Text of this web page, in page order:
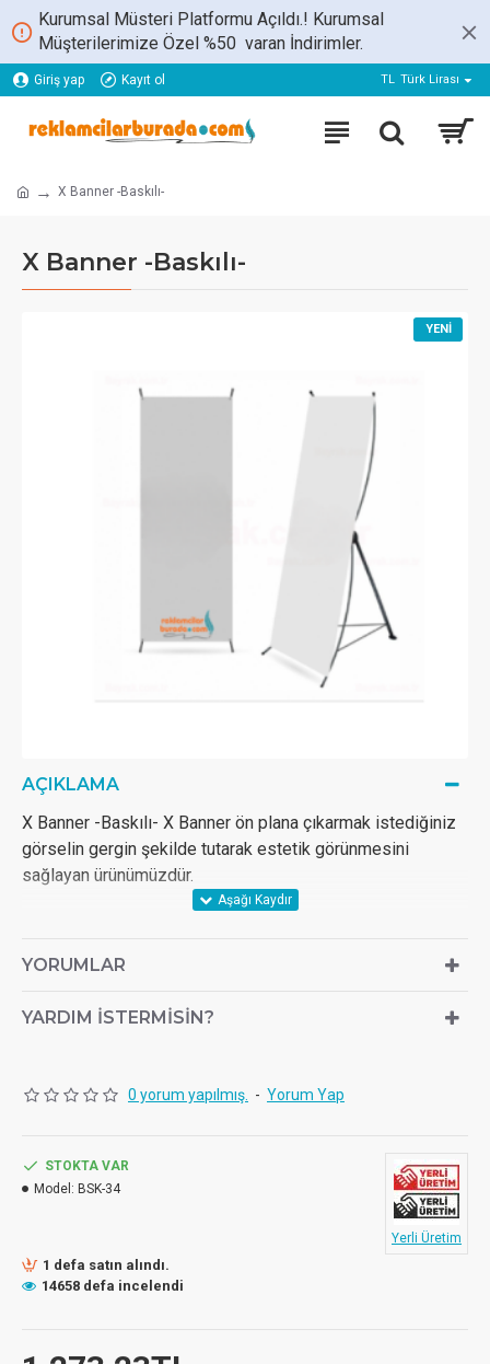
Kurumsal Müsteri Platformu Açıldı.! Kurumsal
Müşterilerimize Özel %50 varan İndirimler.
Giriş yap Kayıt ol TL Türk Lirası
X Banner -Baskılı-
X Banner -Baskılı-
YENI
AÇIKLAMA
X Banner -Baskılı- X Banner ön plana çıkarmak istediğiniz
görselin gergin şekilde tutarak estetik görünmesini
sağlayan ürünümüzdür.
YORUMLAR
YARDIM İSTERMISIN?
0 yorum yapılmış. - Yorum Yap
STOKTA VAR
Model: BSK-34
Yerli Üretim
1 defa satın alındı.
14658 defa incelendi